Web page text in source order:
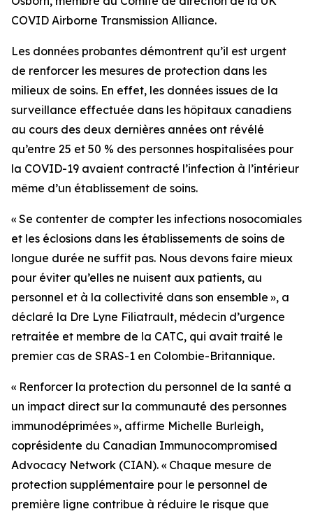
COVID Airborne Transmission Alliance.
Les données probantes démontrent qu’il est urgent
de renforcer les mesures de protection dans les
milieux de soins. En effet, les données issues de la
surveillance effectuée dans les hôpitaux canadiens
au cours des deux dernières années ont révélé
qu’entre 25 et 50 % des personnes hospitalisées pour
la COVID-19 avaient contracté l’infection à l’intérieur
même d’un établissement de soins.
« Se contenter de compter les infections nosocomiales
et les éclosions dans les établissements de soins de
longue durée ne suffit pas. Nous devons faire mieux
pour éviter qu’elles ne nuisent aux patients, au
personnel et à la collectivité dans son ensemble », a
déclaré la Dre Lyne Filiatrault, médecin d’urgence
retraitée et membre de la CATC, qui avait traité le
premier cas de SRAS-1 en Colombie-Britannique.
« Renforcer la protection du personnel de la santé a
un impact direct sur la communauté des personnes
immunodéprimées », affirme Michelle Burleigh,
coprésidente du Canadian Immunocompromised
Advocacy Network (CIAN). « Chaque mesure de
protection supplémentaire pour le personnel de
première ligne contribue à réduire le risque que